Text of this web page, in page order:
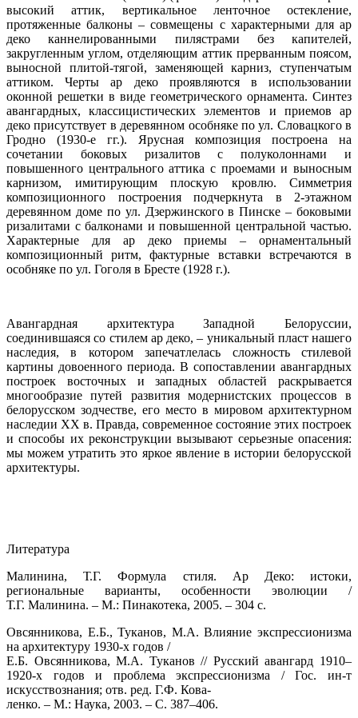
высокий аттик, вертикальное ленточное остекление,
протяженные балконы – совмещены с характерными для ар
деко каннелированными пилястрами без капителей,
закругленным углом, отделяющим аттик прерванным поясом,
выносной плитой-тягой, заменяющей карниз, ступенчатым
аттиком. Черты ар деко проявляются в использовании
оконной решетки в виде геометрического орнамента. Синтез
авангардных, классицистических элементов и приемов ар
деко присутствует в деревянном особняке по ул. Словацкого в
Гродно (1930-е гг.). Ярусная композиция построена на
сочетании боковых ризалитов с полуколоннами и
повышенного центрального аттика с проемами и выносным
карнизом, имитирующим плоскую кровлю. Симметрия
композиционного построения подчеркнута в 2-этажном
деревянном доме по ул. Дзержинского в Пинске – боковыми
ризалитами с балконами и повышенной центральной частью.
Характерные для ар деко приемы – орнаментальный
композиционный ритм, фактурные вставки встречаются в
особняке по ул. Гоголя в Бресте (1928 г.).
Авангардная архитектура Западной Белоруссии,
соединившаяся со стилем ар деко, – уникальный пласт нашего
наследия, в котором запечатлелась сложность стилевой
картины довоенного периода. В сопоставлении авангардных
построек восточных и западных областей раскрывается
многообразие путей развития модернистских процессов в
белорусском зодчестве, его место в мировом архитектурном
наследии ХХ в. Правда, современное состояние этих построек
и способы их реконструкции вызывают серьезные опасения:
мы можем утратить это яркое явление в истории белорусской
архитектуры.
Литература
Малинина, Т.Г. Формула стиля. Ар Деко: истоки,
региональные варианты, особенности эволюции /
Т.Г. Малинина. – М.: Пинакотека, 2005. – 304 с.
Овсянникова, Е.Б., Туканов, М.А. Влияние экспрессионизма
на архитектуру 1930-х годов /
Е.Б. Овсянникова, М.А. Туканов // Русский авангард 1910–
1920-х годов и проблема экспрессионизма / Гос. ин-т
искусствознания; отв. ред. Г.Ф. Кова-
ленко. – М.: Наука, 2003. – С. 387–406.